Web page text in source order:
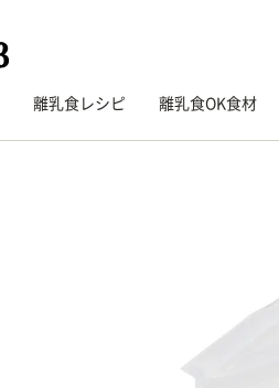
離乳食レシピ 離乳食OK食材